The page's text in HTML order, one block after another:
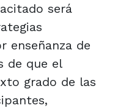
será
enseñanza de
de que el
grado de las